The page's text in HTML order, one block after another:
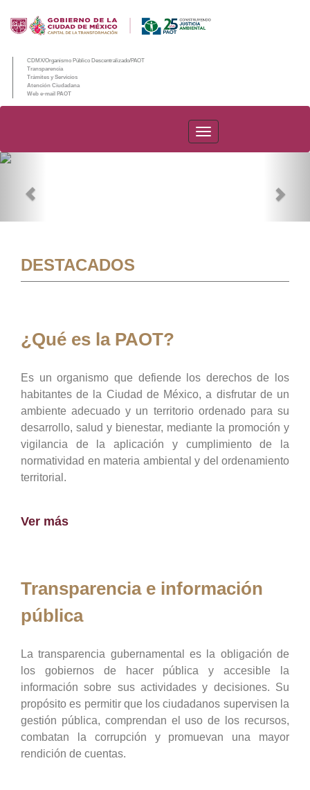
CDMX/Organismo Público Descentralizado/PAOT
Transparencia
Trámites y Servicios
Atención Ciudadana
Web e-mail PAOT
PAOT
DESTACADOS
¿Qué es la PAOT?
Es un organismo que defiende los derechos de los
habitantes de la Ciudad de México, a disfrutar de un
ambiente adecuado y un territorio ordenado para su
desarrollo, salud y bienestar, mediante la promoción y
vigilancia de la aplicación y cumplimiento de la
normatividad en materia ambiental y del ordenamiento
territorial.
Ver más
Transparencia e información
pública
La transparencia gubernamental es la obligación de
los gobiernos de hacer pública y accesible la
información sobre sus actividades y decisiones. Su
propósito es permitir que los ciudadanos supervisen la
gestión pública, comprendan el uso de los recursos,
combatan la corrupción y promuevan una mayor
rendición de cuentas.